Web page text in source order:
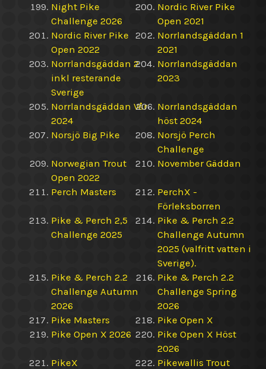
Night Pike
Challenge 2026
Nordic River Pike
Open 2021
Nordic River Pike
Open 2022
Norrlandsgäddan 1
2021
Norrlandsgäddan 2
inkl resterande
Sverige
Norrlandsgäddan
2023
Norrlandsgäddan Vår
2024
Norrlandsgäddan
höst 2024
Norsjö Big Pike
Norsjö Perch
Challenge
Norwegian Trout
Open 2022
November Gäddan
Perch Masters
PerchX -
Förleksborren
Pike & Perch 2,5
Challenge 2025
Pike & Perch 2.2
Challenge Autumn
2025 (valfritt vatten i
Sverige).
Pike & Perch 2.2
Challenge Autumn
2026
Pike & Perch 2.2
Challenge Spring
2026
Pike Masters
Pike Open X
Pike Open X 2026
Pike Open X Höst
2026
PikeX
Pikewallis Trout